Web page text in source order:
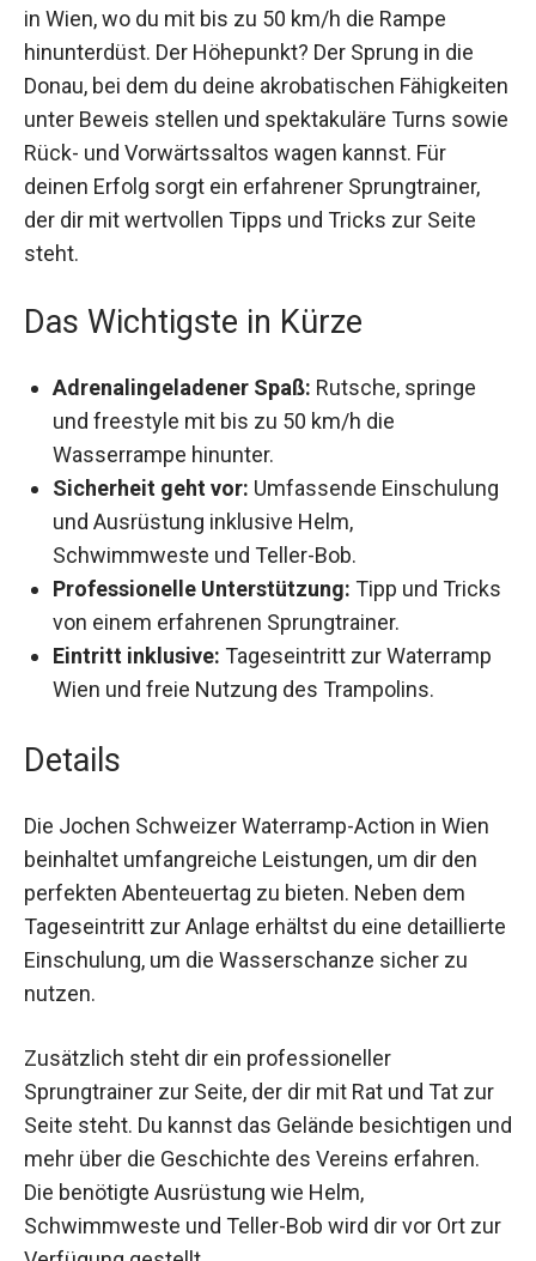
in Wien, wo du mit bis zu 50 km/h die Rampe
hinunterdüst. Der Höhepunkt? Der Sprung in die
Donau, bei dem du deine akrobatischen Fähigkeiten
unter Beweis stellen und spektakuläre Turns sowie
Rück- und Vorwärtssaltos wagen kannst. Für
deinen Erfolg sorgt ein erfahrener Sprungtrainer,
der dir mit wertvollen Tipps und Tricks zur Seite
steht.
Das Wichtigste in Kürze
Adrenalingeladener Spaß: Rutsche, springe
und freestyle mit bis zu 50 km/h die
Wasserrampe hinunter.
Sicherheit geht vor: Umfassende Einschulung
und Ausrüstung inklusive Helm,
Schwimmweste und Teller-Bob.
Professionelle Unterstützung: Tipp und Tricks
von einem erfahrenen Sprungtrainer.
Eintritt inklusive: Tageseintritt zur Waterramp
Wien und freie Nutzung des Trampolins.
Details
Die Jochen Schweizer Waterramp-Action in Wien
beinhaltet umfangreiche Leistungen, um dir den
perfekten Abenteuertag zu bieten. Neben dem
Tageseintritt zur Anlage erhältst du eine detaillierte
Einschulung, um die Wasserschanze sicher zu
nutzen.
Zusätzlich steht dir ein professioneller
Sprungtrainer zur Seite, der dir mit Rat und Tat zur
Seite steht. Du kannst das Gelände besichtigen und
mehr über die Geschichte des Vereins erfahren.
Die benötigte Ausrüstung wie Helm,
Schwimmweste und Teller-Bob wird dir vor Ort zur